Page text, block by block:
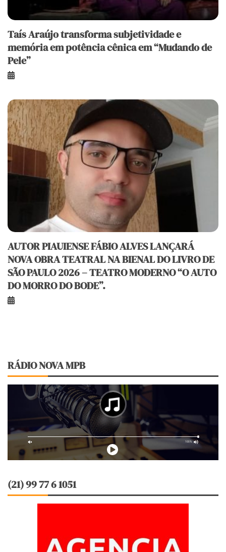
Taís Araújo transforma subjetividade e
memória em potência cênica em “Mudando de
Pele”
AUTOR PIAUIENSE FÁBIO ALVES LANÇARÁ
NOVA OBRA TEATRAL NA BIENAL DO LIVRO DE
SÃO PAULO 2026 – TEATRO MODERNO “O AUTO
DO MORRO DO BODE”.
RÁDIO NOVA MPB
(21) 99 77 6 1051